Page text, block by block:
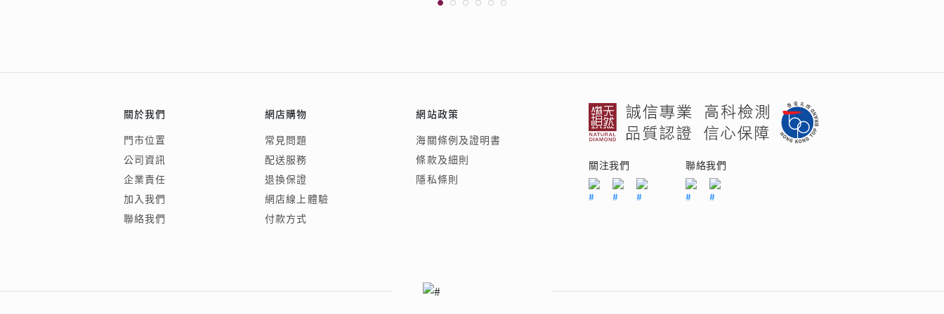
關於我們
門市位置
公司資訊
企業責任
加入我們
聯絡我們
網店購物
常見問題
配送服務
退換保證
網店線上體驗
付款方式
網站政策
海關條例及證明書
條款及細則
隱私條則
關注我們 聯絡我們